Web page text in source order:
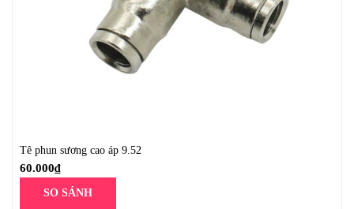
Tê phun sương cao áp 9.52
60.000₫
SO SÁNH